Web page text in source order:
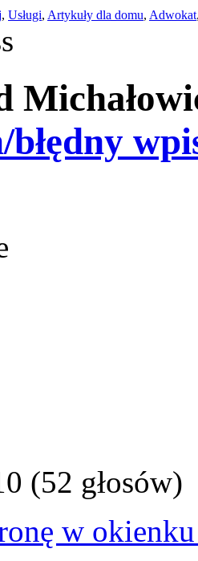
, Usługi, Artykuły dla domu, Adwokat
(52 głosów)
w